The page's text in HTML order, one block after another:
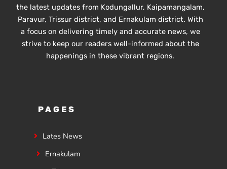
the latest updates from Kodungallur, Kaipamangalam,
Paravur, Trissur district, and Ernakulam district. With
a focus on delivering timely and accurate news, we
strive to keep our readers well-informed about the
happenings in these vibrant regions.
PAGES
Lates News
Ernakulam